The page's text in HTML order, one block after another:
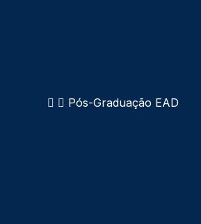
Pós-Graduação EAD